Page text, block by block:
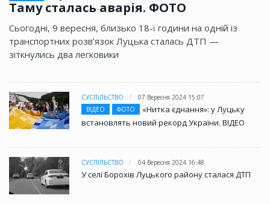
Таму сталась аварія. ФОТО
Сьогодні, 9 вересня, близько 18-ї години на одній із
транспортних розв’язок Луцька сталась ДТП —
зіткнулись два легковики
СУСПІЛЬСТВО
07 Вересня 2024 15:07
ВІДЕО
ФОТО
«Нитка єднання»: у Луцьку
встановлять новий рекорд України. ВІДЕО
СУСПІЛЬСТВО 04 Вересня 2024 16:48
У селі Борохів Луцького району сталася ДТП